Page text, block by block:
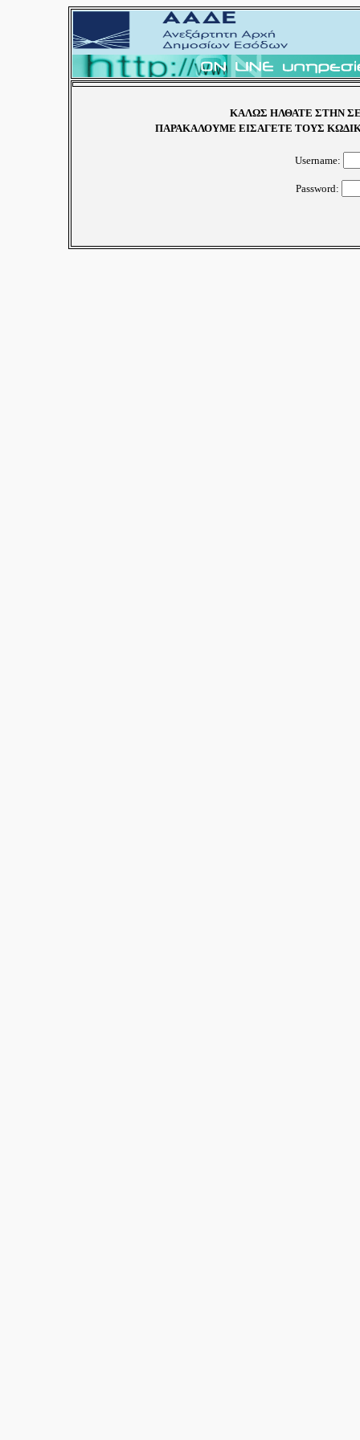
ΚΑΛΩΣ ΗΛΘΑΤΕ ΣΤΗΝ
ΠΑΡΑΚΑΛΟΥΜΕ ΕΙΣΑΓΕΤΕ ΤΟΥΣ
Username:
Password: